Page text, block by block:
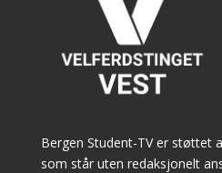
Bergen Student-TV er støttet
som står uten redaksjonelt